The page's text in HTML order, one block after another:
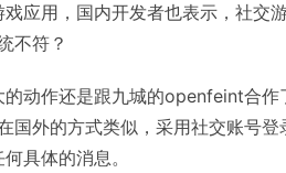
应用，国内开发者也表示，社交
不符？
的动作还是跟九城的openfeint合
国外的方式类似，采用社交账号登
具体的消息。